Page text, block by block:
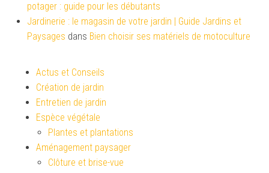
potager : guide pour les débutants
Jardinerie : le magasin de votre jardin | Guide Jardins et
Paysages dans Bien choisir ses matériels de motoculture
Actus et Conseils
Création de jardin
Entretien de jardin
Espèce végétale
Plantes et plantations
Aménagement paysager
Clôture et brise-vue